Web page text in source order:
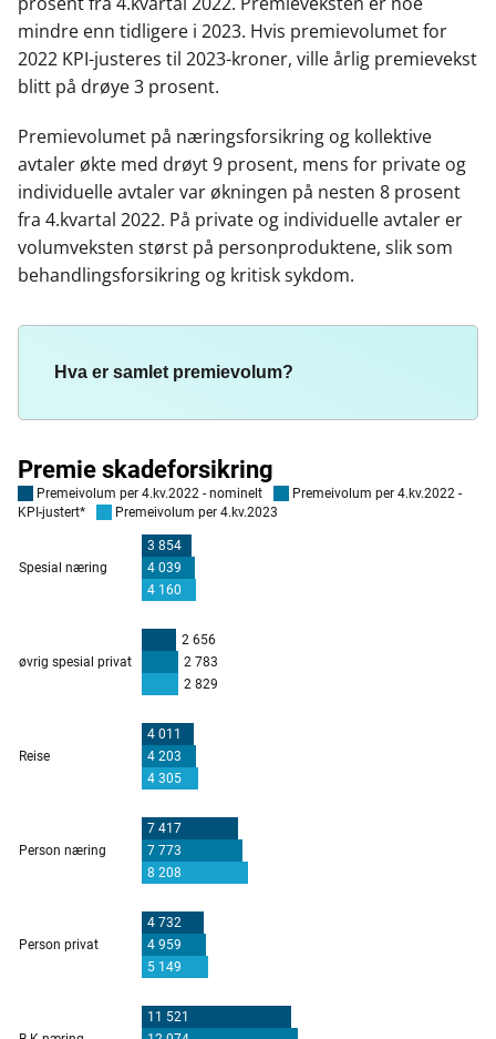
mindre enn tidligere i 2023. Hvis premievolumet for
2022 KPI-justeres til 2023-kroner, ville årlig premievekst
blitt på drøye 3 prosent.
Premievolumet på næringsforsikring og kollektive
avtaler økte med drøyt 9 prosent, mens for private og
individuelle avtaler var økningen på nesten 8 prosent
fra 4.kvartal 2022. På private og individuelle avtaler er
volumveksten størst på personproduktene, slik som
behandlingsforsikring og kritisk sykdom.
Hva er samlet premievolum?